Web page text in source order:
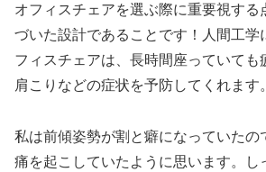
オフィスチェアを選ぶ際に重要視する
づいた設計であることです！人間工学
フィスチェアは、長時間座っていても
肩こりなどの症状を予防してくれます。
私は前傾姿勢が割と癖になっていたの
痛を起こしていたように思います。し